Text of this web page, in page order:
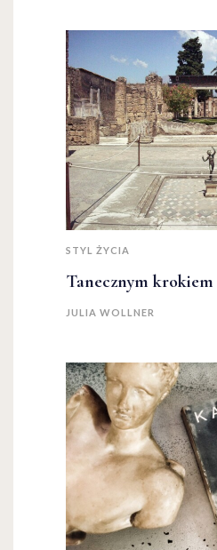
STYL ŻYCIA
Tanecznym krokiem
JULIA WOLLNER